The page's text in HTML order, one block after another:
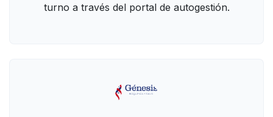
turno a través del portal de autogestión.